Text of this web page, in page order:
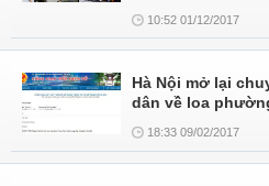
10:52 01/12/2017
Hà Nội mở lại
dân về loa
18:33 09/02/2017